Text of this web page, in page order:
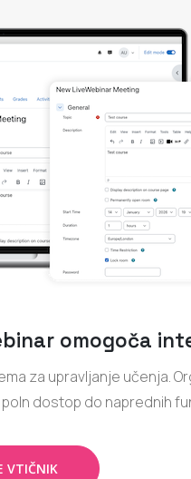
omogoča
za upravljanje učenja.
dostop do naprednih
VTIČNIK